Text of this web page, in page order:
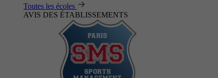
Toutes les écoles
AVIS DES ÉTABLISSEMENTS